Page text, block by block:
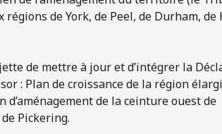
de York, de Peel, de Durham, de
de mettre à jour et d’intégrer la
: Plan de croissance de la région
d’aménagement de la ceinture ouest de
Pickering.